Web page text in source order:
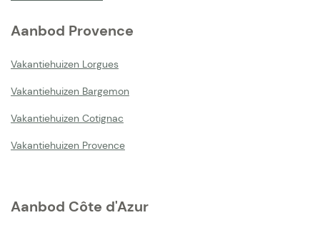
Aanbod Provence
Vakantiehuizen Lorgues
Vakantiehuizen Bargemon
Vakantiehuizen Cotignac
Vakantiehuizen Provence
Aanbod Côte d'Azur